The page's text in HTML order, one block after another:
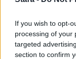
If you wish to opt-
processing of your
targeted
section to confirm
Kerroimme